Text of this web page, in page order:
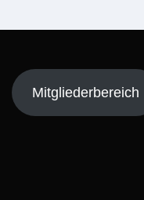
Mitgliederbereich